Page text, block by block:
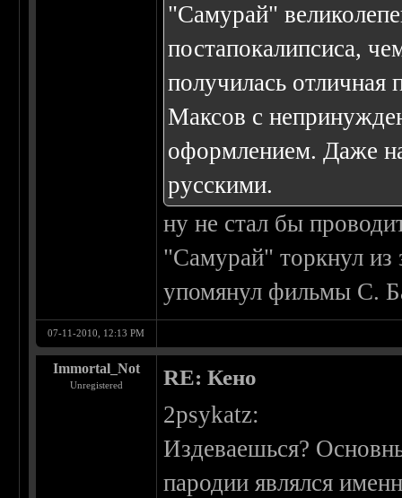
"Самурай"
постапокалипсиса,
получилась
Максов с
оформлением. Даже
русскими.
ну не стал бы
"Самурай" торкнул из
упомянул фильмы С.
07-11-2010, 12:13 PM
Immortal_Not
Unregistered RE: Кено
2psykatz:
Издеваешься?
пародии являлся